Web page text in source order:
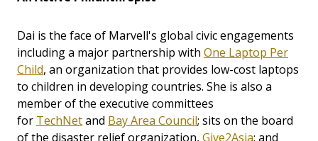
Dai is the face of Marvell's global civic engagements
including a major partnership with One Laptop Per
Child, an organization that provides low-cost laptops
to children in developing countries. She is also a
member of the executive committees
for TechNetand Bay Area Council; sits on the board
of the disaster relief organization, Give2Asia; and